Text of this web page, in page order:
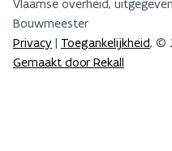
Vlaamse overheid,
Bouwmeester
Privacy | Toegankelijkheid, ©
Gemaakt door Rekall